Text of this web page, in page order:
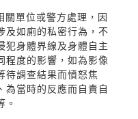
關單位或警方處理，因
及如廁的私密行為，不
犯身體界線及身體自主
程度的影響，如為影像
待調查結果而憤怒焦
為當時的反應而自責自
。